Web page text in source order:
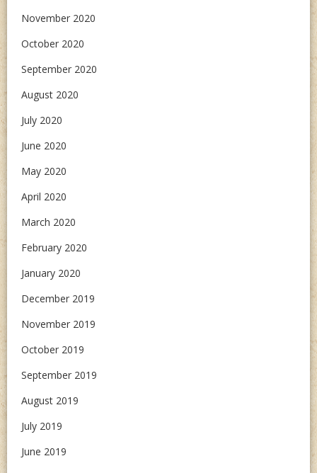
November 2020
October 2020
September 2020
August 2020
July 2020
June 2020
May 2020
April 2020
March 2020
February 2020
January 2020
December 2019
November 2019
October 2019
September 2019
August 2019
July 2019
June 2019